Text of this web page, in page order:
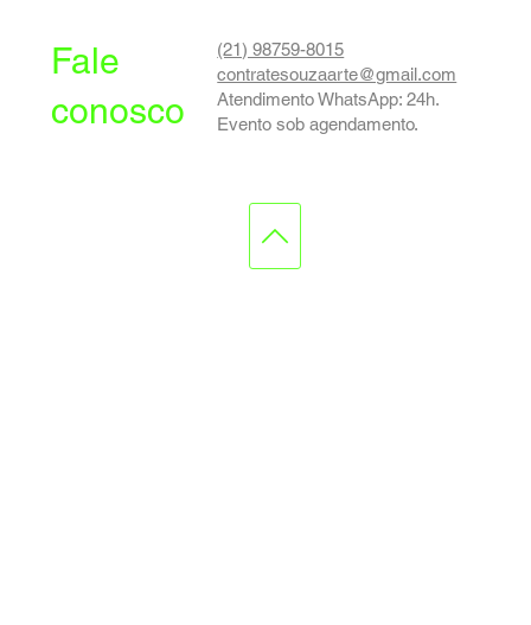
Fale
conosco
(21) 98759-8015
contratesouzaarte@gmail.com
Atendimento WhatsApp: 24h.
Evento sob agendamento.